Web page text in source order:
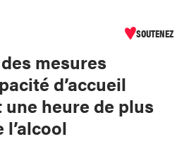
SOUTENEZ
mesures
d’accueil
heure de plus